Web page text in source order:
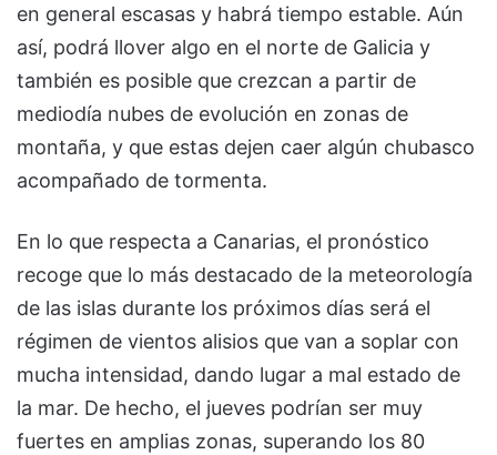
en general escasas y habrá tiempo estable. Aún
así, podrá llover algo en el norte de Galicia y
también es posible que crezcan a partir de
mediodía nubes de evolución en zonas de
montaña, y que estas dejen caer algún chubasco
acompañado de tormenta.
En lo que respecta a Canarias, el pronóstico
recoge que lo más destacado de la meteorología
de las islas durante los próximos días será el
régimen de vientos alisios que van a soplar con
mucha intensidad, dando lugar a mal estado de
la mar. De hecho, el jueves podrían ser muy
fuertes en amplias zonas, superando los 80